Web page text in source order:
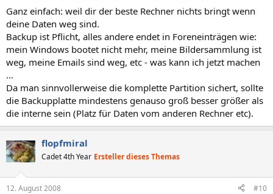
Ganz einfach: weil dir der beste Rechner nichts bringt wenn
deine Daten weg sind.
Backup ist Pflicht, alles andere endet in Foreneinträgen wie:
mein Windows bootet nicht mehr, meine Bildersammlung ist
weg, meine Emails sind weg, etc - was kann ich jetzt machen
...
Da man sinnvollerweise die komplette Partition sichert, sollte
die Backupplatte mindestens genauso groß besser größer als
die interne sein (Platz für Daten vom anderen Rechner etc).
flopfmiral
Cadet 4th Year Ersteller dieses Themas
12. August 2008 #10